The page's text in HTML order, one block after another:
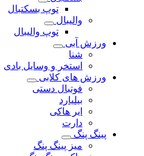
توپ بسکتبال
والیبال
توپ والیبال
ورزش آبی
شنا
استخر و وسایل بادی
ورزش های کلابی
فوتبال دستی
بیلیارد
ایر هاکی
دارت
پینگ پنگ
میز پینگ پنگ